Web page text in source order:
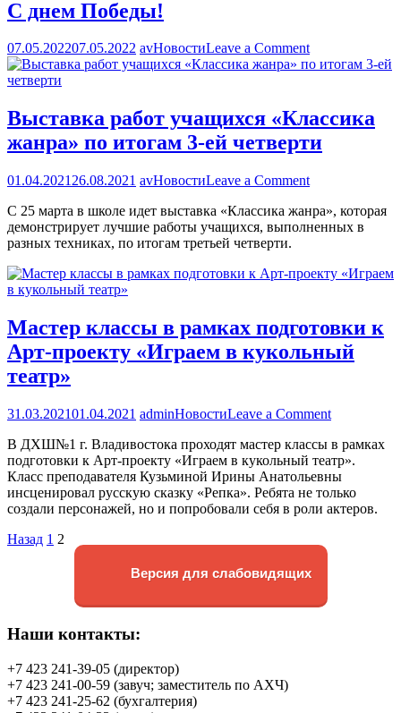
С днем Победы!
07.05.202207.05.2022 avНовостиLeave a Commenton
С
Выставка работ учащихся «Классика
жанра» по итогам 3-ей четверти
01.04.2021 26.08.2021 avНовостиLeave a Commenton
работ
учащихся
по
ей
четверти
С 25 марта в школе идет выставка «Классика жанра», которая
демонстрирует лучшие работы учащихся, выполненных в
разных техниках, по итогам третьей четверти.
Мастер классы в рамках подготовки к
Арт-проекту «Играем в кукольный
театр»
31.03.202101.04.2021 adminНовостиLeave a Commenton
классы
в
рамках
подготовки
к
В ДХШ№1 г. Владивостока проходят мастер классы в рамках
подготовки к Арт-проекту «Играем в кукольный театр».
Класс преподавателя Кузьминой Ирины Анатольевны
инсценировал русскую сказку «Репка». Ребята не только
создали персонажей, но и попробовали себя в роли актеров.
Навигация
Назад 1 2
Версия для слабовидящих
Наши контакты:
+7 423 241-39-05 (директор)
+7 423 241-00-59 (завуч; заместитель по АХЧ)
+7 423 241-25-62 (бухгалтерия)